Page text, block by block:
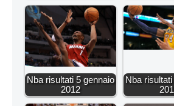
Nba risultati 5 gennaio
2012
Nba